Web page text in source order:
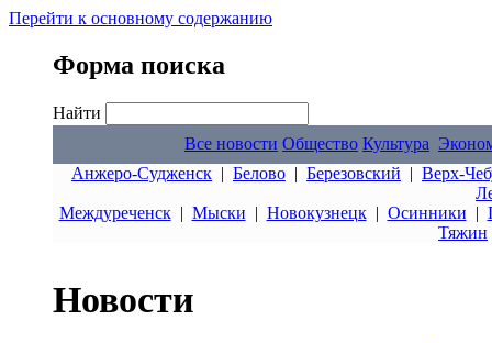
Перейти к основному содержанию
Форма поиска
Найти
Все новости Общество Культура
Анжеро-Судженск | Белово | Березовский | Верх-
Междуреченск| Мыски | Новокузнецк| Осинники |
Тяжин
Новости